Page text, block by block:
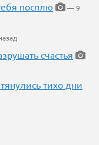
посплю
— 9
счастья
тихо дни